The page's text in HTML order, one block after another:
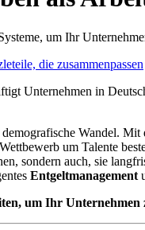
um Ihr
Unternehmen in
Wandel. Mit
um Talente
sondern auch, sie
Entgeltmanagement
um Ihr